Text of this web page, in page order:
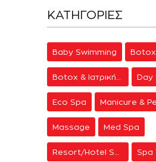
ΚΑΤΗΓΟΡΊΕΣ
Baby Swimming Botox
Day
Eco Spa
Massage Med Spa
Spa